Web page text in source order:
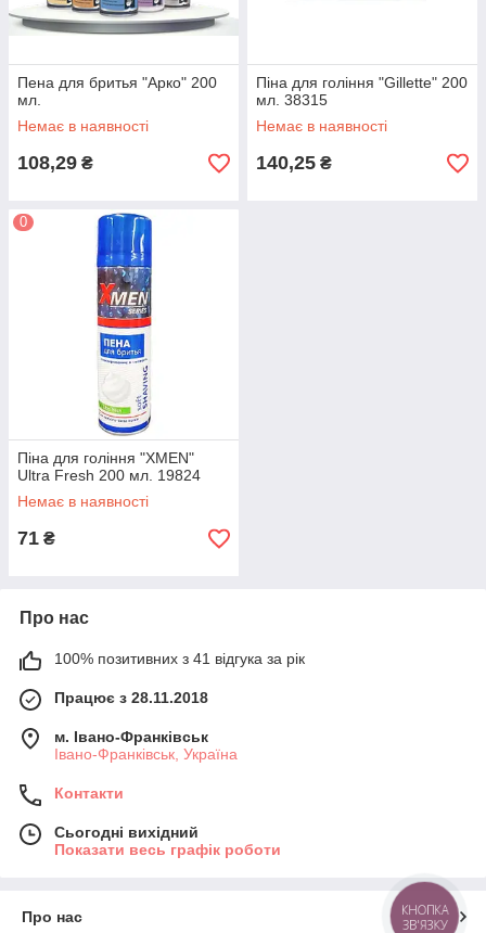
Пена для бритья "Арко" 200
мл.
Немає в наявності
108,29 ₴
Піна для гоління "Gillette" 200
мл. 38315
Немає в наявності
140,25 ₴
0
Піна для гоління "XMEN"
Ultra Fresh 200 мл. 19824
Немає в наявності
71 ₴
Про нас
100% позитивних з 41 відгука за рік
Працює з 28.11.2018
м. Івано-Франківськ
Івано-Франківськ, Україна
Контакти
Сьогодні вихідний
Показати весь графік роботи
Про нас
КНОПКА
ЗВ'ЯЗКУ